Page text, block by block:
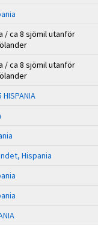
/ ca 8 sjömil utanför
/ ca 8 sjömil utanför
HISPANIA
Hispania